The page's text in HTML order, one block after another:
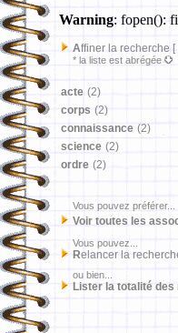
Warning: fopen():
Affiner la recherche [
* la liste est abrégée
acte (2)
corps (2)
connaissance (2)
science (2)
ordre (2)
Vous pouvez préférer...
Voir toutes les
Vous pouvez...
Relancer la
ou bien...
Lister la totalité